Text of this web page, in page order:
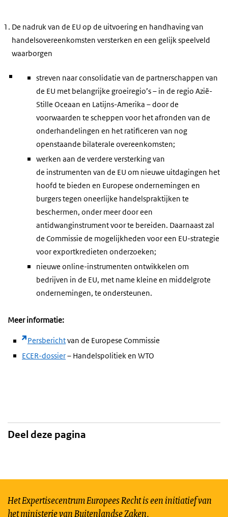
De nadruk van de EU op de uitvoering en handhaving van
handelsovereenkomsten versterken en een gelijk speelveld
waarborgen
streven naar consolidatie van de partnerschappen van
de EU met belangrijke groeiregio’s – in de regio Azië-
Stille Oceaan en Latijns-Amerika – door de
voorwaarden te scheppen voor het afronden van de
onderhandelingen en het ratificeren van nog
openstaande bilaterale overeenkomsten;
werken aan de verdere versterking van
de instrumenten van de EU om nieuwe uitdagingen het
hoofd te bieden en Europese ondernemingen en
burgers tegen oneerlijke handelspraktijken te
beschermen, onder meer door een
antidwanginstrument voor te bereiden. Daarnaast zal
de Commissie de mogelijkheden voor een EU-strategie
voor exportkredieten onderzoeken;
nieuwe online-instrumenten ontwikkelen om
bedrijven in de EU, met name kleine en middelgrote
ondernemingen, te ondersteunen.
Meer informatie:
Persberichtvan de Europese Commissie
ECER-dossier– Handelspolitiek en WTO
Deel deze pagina
Het Expertisecentrum Europees Recht is een initiatief van
het ministerie van Buitenlandse Zaken.